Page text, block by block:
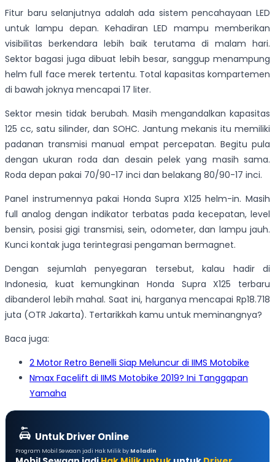
Fitur baru selanjutnya adalah ada sistem pencahayaan LED
untuk lampu depan. Kehadiran LED mampu memberikan
visibilitas berkendara lebih baik terutama di malam hari.
Sektor bagasi juga dibuat lebih besar, sanggup menampung
helm full face merek tertentu. Total kapasitas kompartemen
di bawah joknya mencapai 17 liter.
Sektor mesin tidak berubah. Masih mengandalkan kapasitas
125 cc, satu silinder, dan SOHC. Jantung mekanis itu memiliki
padanan transmisi manual empat percepatan. Begitu pula
dengan ukuran roda dan desain pelek yang masih sama.
Roda depan pakai 70/90-17 inci dan belakang 80/90-17 inci.
Panel instrumennya pakai Honda Supra X125 helm-in. Masih
full analog dengan indikator terbatas pada kecepatan, level
bensin, posisi gigi transmisi, sein, odometer, dan lampu jauh.
Kunci kontak juga terintegrasi pengaman bermagnet.
Dengan sejumlah penyegaran tersebut, kalau hadir di
Indonesia, kuat kemungkinan Honda Supra X125 terbaru
dibanderol lebih mahal. Saat ini, harganya mencapai Rp18.718
juta (OTR Jakarta). Tertarikkah kamu untuk meminangnya?
Baca juga:
2 Motor Retro Benelli Siap Meluncur di IIMS Motobike
Nmax Facelift di IIMS Motobike 2019? Ini Tanggapan
Yamaha
Untuk Driver Online
Program Mobil Sewaan jadi Hak Milik by Moladin